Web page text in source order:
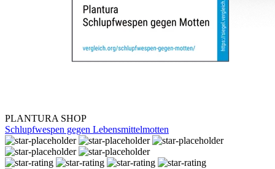
PLANTURA SHOP
Schlupfwespen gegen Lebensmittelmotten